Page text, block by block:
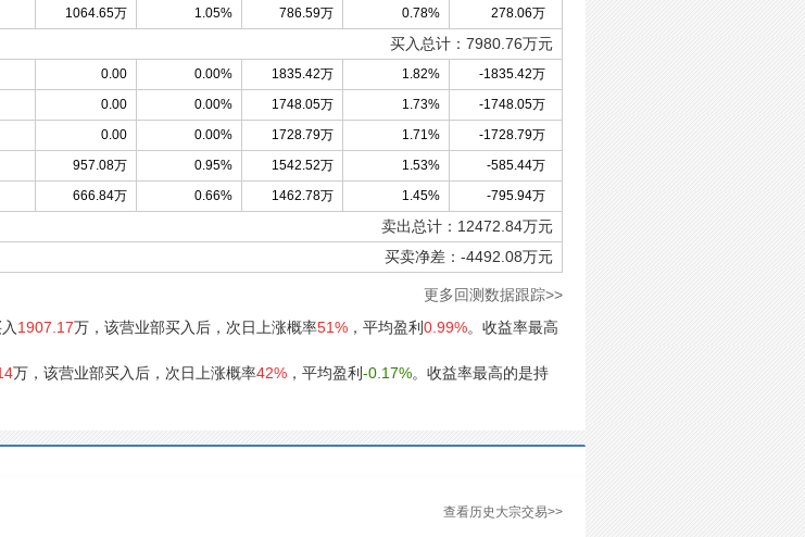
1064.65万 1.05% 786.59万 0.78% 278.06万
买入总计： 7980.76万元
0.00 0.00% 1835.42万 1.82% -1835.42万
0.00 0.00% 1748.05万 1.73% -1748.05万
0.00 0.00% 1728.79万 1.71% -1728.79万
957.08万 0.95% 1542.52万 1.53% -585.44万
666.84万 0.66% 1462.78万 1.45% -795.94万
卖出总计： 12472.84万元
买卖净差： -4492.08万元
更多回测数据跟踪>>
1907.17万，该营业部买入后，次日上涨概率51% ，平均盈利 0.99%。收益率最高
万，该营业部买入后，次日上涨概率42% ，平均盈利 -0.17%。收益率最高的是持
查看历史大宗交易>>